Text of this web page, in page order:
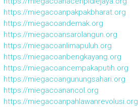
https://miegacoanpakpakbharat.org
https://miegacoandemak.org
https://miegacoansarolangun.org
https://miegacoanlimapuluh.org
https://miegacoanbengkayang.org
https://miegacoancempakaputih.org
https://miegacoangunungsahari.org
https://miegacoanancol.org
https://miegacoanpahlawanrevolusi.org